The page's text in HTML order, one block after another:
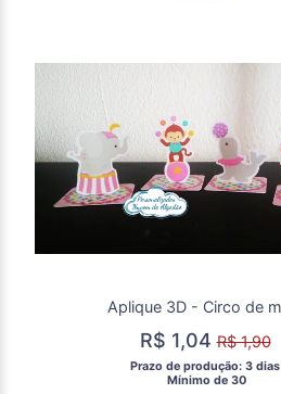
R$ 1,04R$ 1,90
Prazo de produção: 3 dias
  Mínimo de 30